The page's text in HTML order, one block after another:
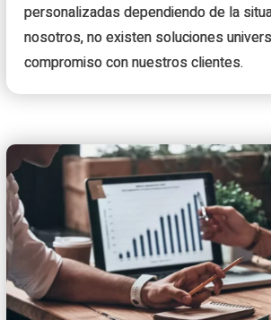
personalizadas dependiendo de la
nosotros, no existen soluciones
compromiso con nuestros clientes.